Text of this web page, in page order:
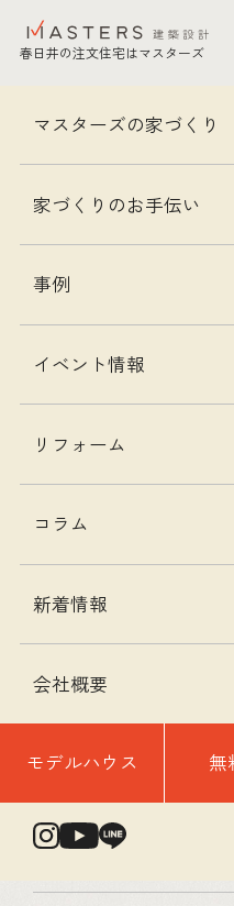
愛知県春日井の注文住宅はマスターズ
春日井の注文住宅はマスターズ
マスターズの家づくり
家づくりのお手伝い
事例
イベント情報
リフォーム
コラム
新着情報
会社概要
モデルハウス 無
トップ お問い合わせ
お知らせ
新
すべて
イベント情報
2026.05.15
2026.04.28 お知らせ
GW休業日のお知らせ
2026.03.04 イベント情報